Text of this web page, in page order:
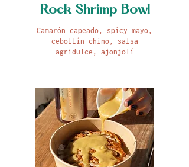
Rock Shrimp Bowl
Camarón capeado, spicy mayo,
cebollín chino, salsa
agridulce, ajonjolí